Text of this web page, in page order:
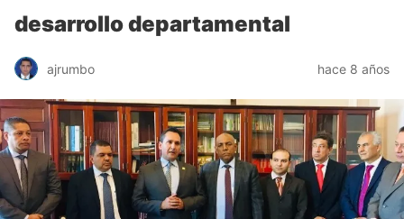
desarrollo departamental
ajrumbo hace 8 años